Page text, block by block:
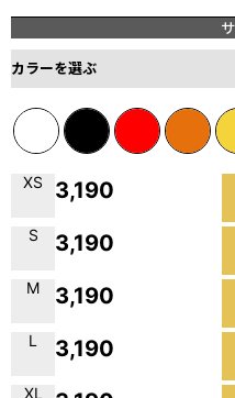
カラーを選ぶ
XS 3,190
S 3,190
M 3,190
L 3,190
XL